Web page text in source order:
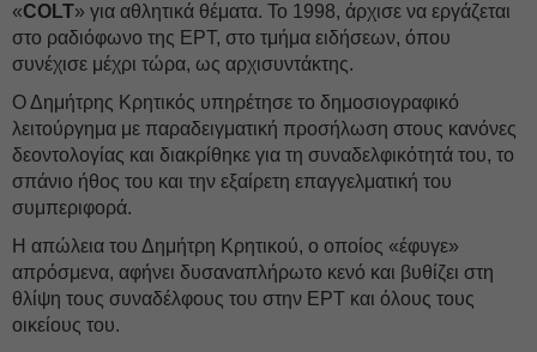
«COLT» για αθλητικά θέματα. Το 1998, άρχισε να εργάζεται
στο ραδιόφωνο της ΕΡΤ, στο τμήμα ειδήσεων, όπου
συνέχισε μέχρι τώρα, ως αρχισυντάκτης.
Ο Δημήτρης Κρητικός υπηρέτησε το δημοσιογραφικό
λειτούργημα με παραδειγματική προσήλωση στους κανόνες
δεοντολογίας και διακρίθηκε για τη συναδελφικότητά του, το
σπάνιο ήθος του και την εξαίρετη επαγγελματική του
συμπεριφορά.
Η απώλεια του Δημήτρη Κρητικού, ο οποίος «έφυγε»
απρόσμενα, αφήνει δυσαναπλήρωτο κενό και βυθίζει στη
θλίψη τους συναδέλφους του στην ΕΡΤ και όλους τους
οικείους του.